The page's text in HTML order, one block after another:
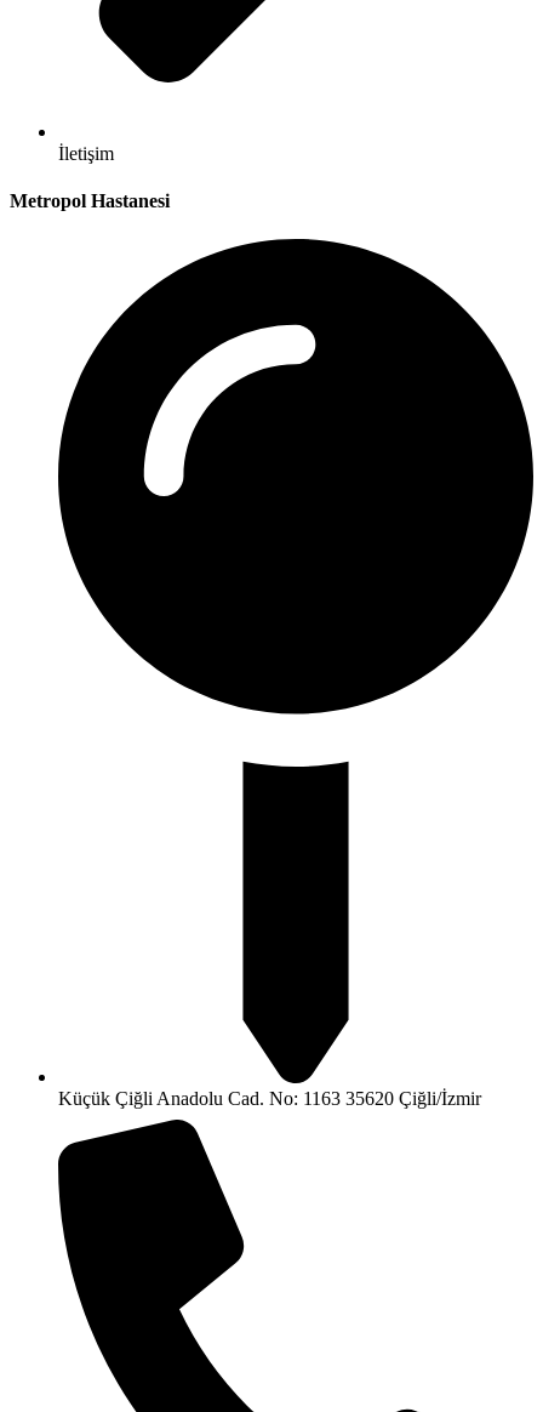
İletişim
Metropol Hastanesi
Küçük Çiğli Anadolu Cad. No: 1163 35620 Çiğli/İzmir